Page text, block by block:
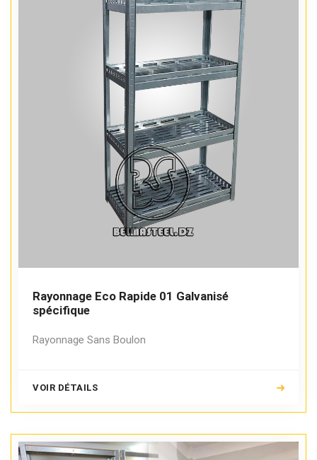
Rayonnage Eco Rapide 01 Galvanisé
spécifique
Rayonnage Sans Boulon
VOIR DÉTAILS